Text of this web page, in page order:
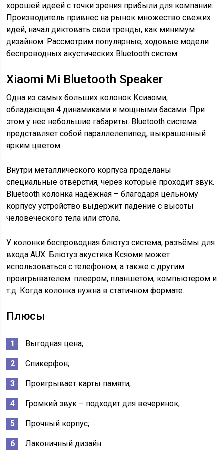
хорошей идеей с точки зрения прибыли для компании.
Производитель привнес на рынок множество свежих
идей, начал диктовать свои тренды, как минимум
дизайном. Рассмотрим популярные, ходовые модели
беспроводных акустических Bluetooth систем.
Xiaomi Mi Bluetooth Speaker
Одна из самых больших колонок Ксиаоми,
обладающая 4 динамиками и мощными басами. При
этом у нее небольшие габариты. Bluetooth система
представляет собой параллелепипед, выкрашенный
ярким цветом.
Внутри металлического корпуса проделаны
специальные отверстия, через которые проходит звук.
Bluetooth колонка надёжная – благодаря цельному
корпусу устройство выдержит падение с высоты
человеческого тела или стола.
У колонки беспроводная блютуз система, разъёмы для
входа AUX. Блютуз акустика Ксяоми может
использоваться с телефоном, а также с другим
проигрывателем: плеером, планшетом, компьютером и
т.д. Когда колонка нужна в статичном формате.
Плюсы
Выгодная цена;
Спикерфон;
Проигрывает карты памяти;
Громкий звук – подходит для вечеринок;
Прочный корпус;
Лаконичный дизайн.